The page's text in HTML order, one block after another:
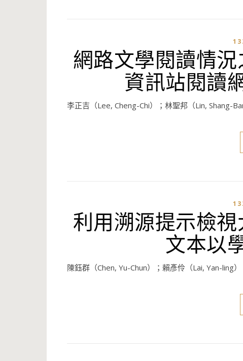
網路文學閱讀情
資訊站閱讀
李正吉（Lee, Cheng-Chi）；林聖邦（Lin, Shang-
利用溯源提示檢
文本以
陳鈺群（Chen, Yu-Chun）；賴彥伶（Lai, Yan-ling